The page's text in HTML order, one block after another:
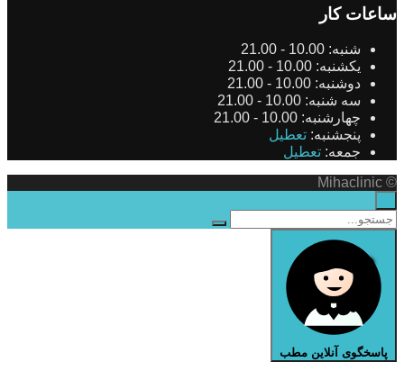
ساعات کار
شنبه: 10.00 - 21.00
یکشنبه: 10.00 - 21.00
دوشنبه: 10.00 - 21.00
سه شنبه: 10.00 - 21.00
چهارشنبه: 10.00 - 21.00
پنجشنبه: تعطیل
جمعه: تعطیل
© Mihaclinic
پاسخگوی آنلاین مطب